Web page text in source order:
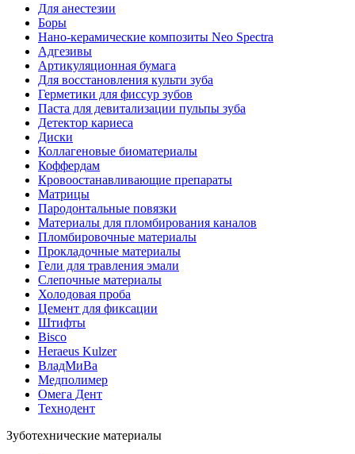
Для анестезии
Боры
Нано-керамические композиты Neo Spectra
Адгезивы
Артикуляционная бумага
Для восстановления культи зуба
Герметики для фиссур зубов
Паста для девитализации пульпы зуба
Детектор кариеса
Диски
Коллагеновые биоматериалы
Коффердам
Кровоостанавливающие препараты
Матрицы
Пародонтальные повязки
Материалы для пломбирования каналов
Пломбировочные материалы
Прокладочные материалы
Гели для травления эмали
Слепочные материалы
Холодовая проба
Цемент для фиксации
Штифты
Bisco
Heraeus Kulzer
ВладМиВа
Медполимер
Омега Дент
Технодент
Зуботехнические материалы